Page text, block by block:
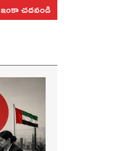
ఇంకా చదవండి